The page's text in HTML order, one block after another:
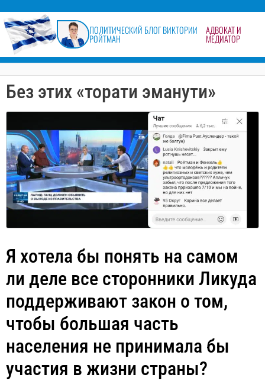
ПОЛИТИЧЕСКИЙ БЛОГ ВИКТОРИИ
РОЙТМАН
АДВОКАТ И
МЕДИАТОР
Без этих «торати эманути»
Я хотела бы понять на самом
ли деле все сторонники Ликуда
поддерживают закон о том,
чтобы большая часть
населения не принимала бы
участия в жизни страны?